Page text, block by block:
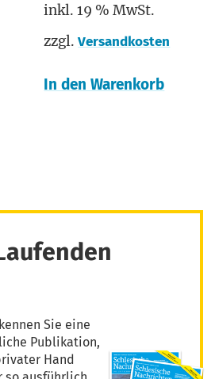
inkl. 19 % MwSt.
zzgl.Versandkosten
In den Warenkorb
Sie eine
Publikation,
Hand